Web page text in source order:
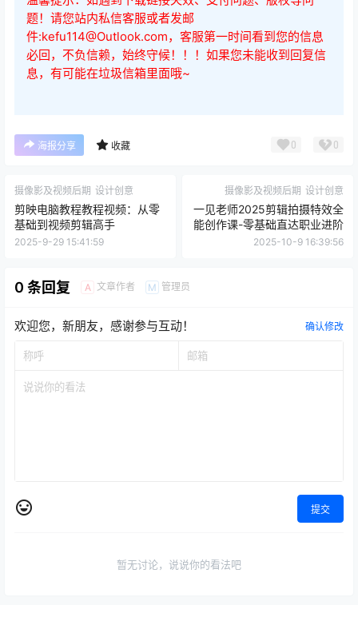
件:kefu114@Outlook.com，客服第一时间看到您的信息
必回，不负信赖，始终守候！！！如果您未能收到回复信
息，有可能在垃圾信箱里面哦~
基础到视频剪辑高手
2025-9-29 15:41:59
能创作课-零基础直达职业进阶
2025-10-9 16:39:56
欢迎您，新朋友，感谢参与互动！